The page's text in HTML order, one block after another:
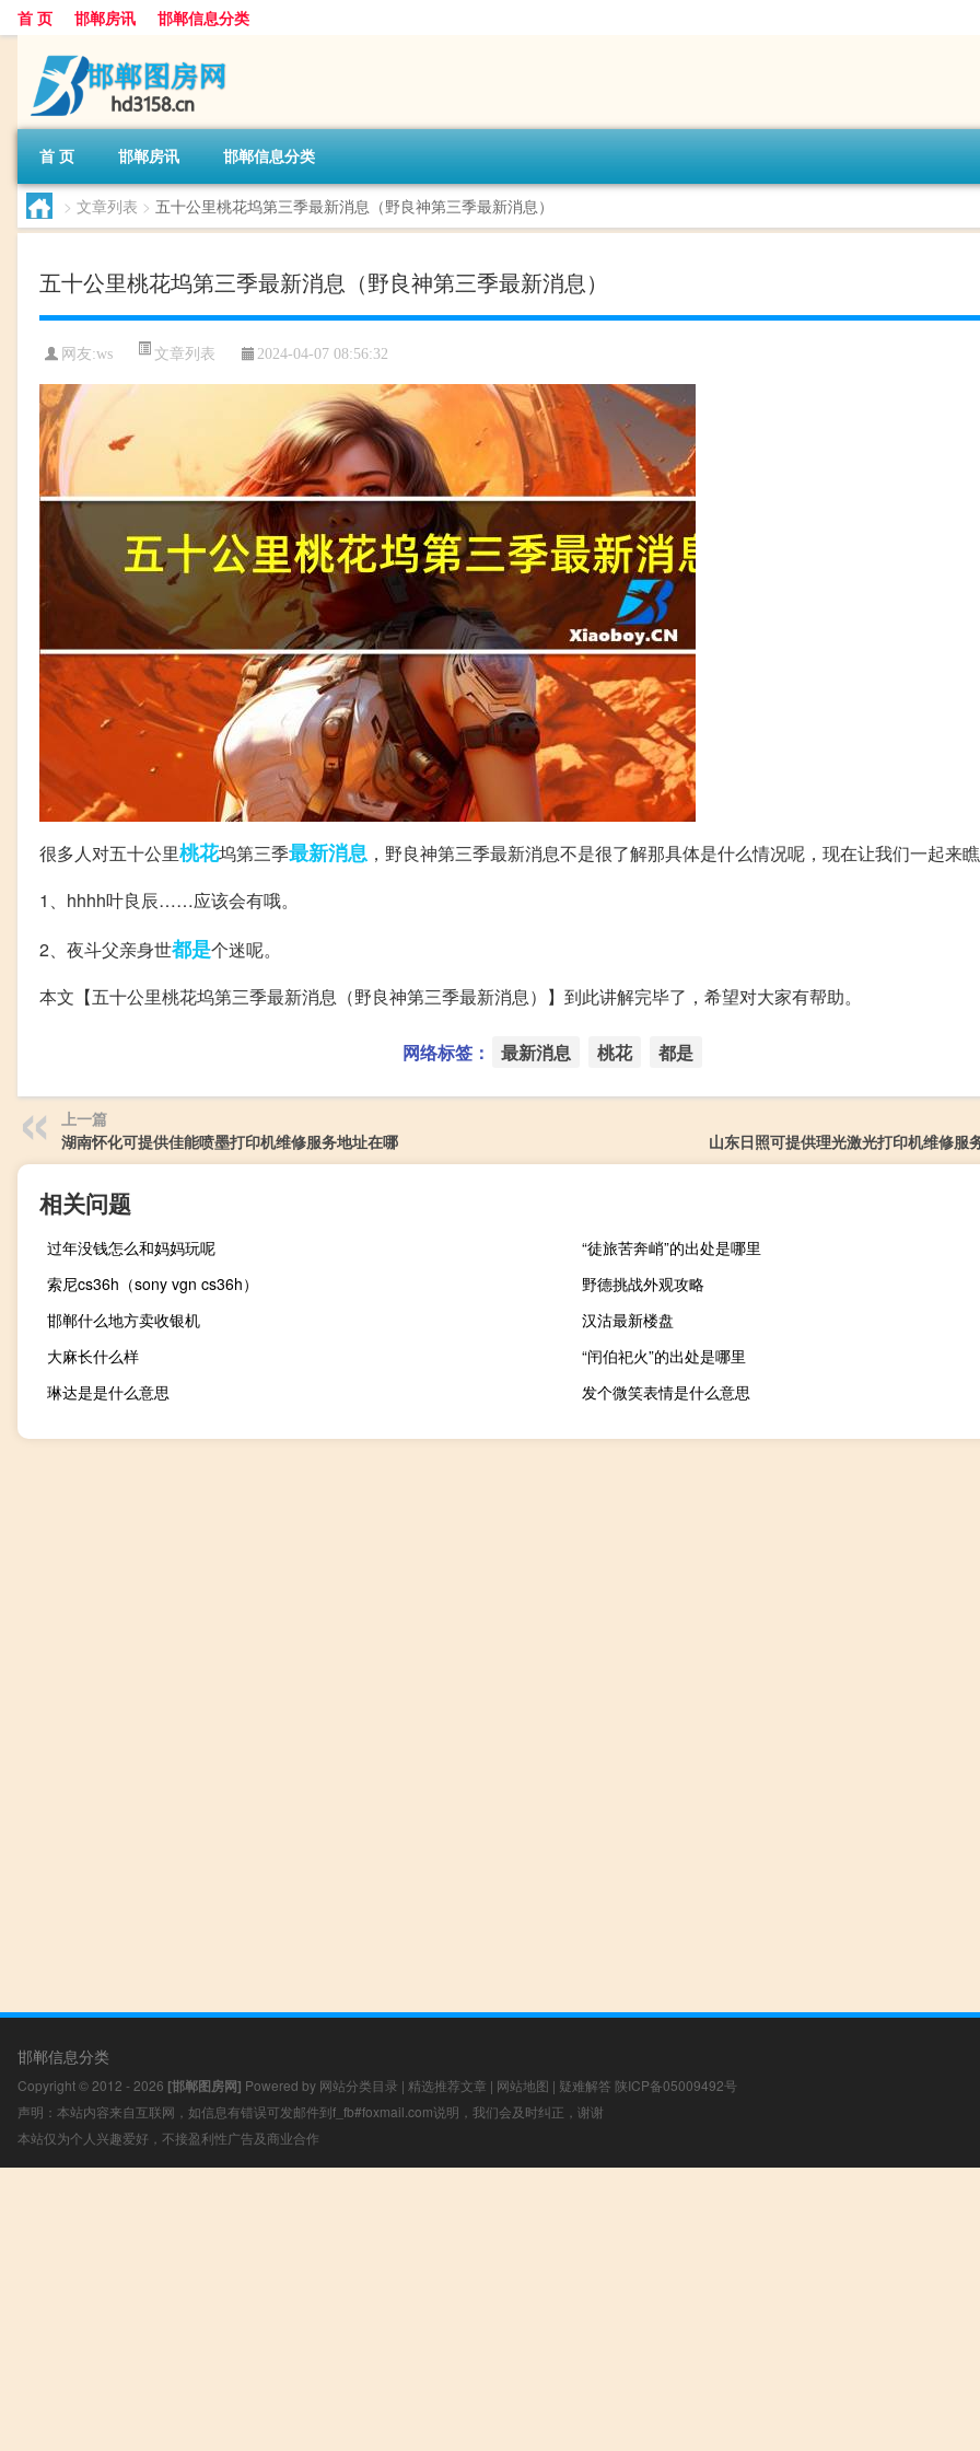
首 页 邯郸房讯 邯郸信息分类
首 页 邯郸房讯 邯郸信息分类
> 文章列表 > 五十公里桃花坞第三季最新消息（野良神第三季最新消息）
五十公里桃花坞第三季最新消息（野良神第三季最新消息）
网友:ws 文章列表 2024-04-07 08:56:32
很多人对五十公里桃花坞第三季最新消息 ，野良神第三季最新消息不是很了解那具体是什么情况呢，现在让我们一起来
1、hhhh叶良辰……应该会有哦。
2、夜斗父亲身世都是个迷呢。
本文【五十公里桃花坞第三季最新消息（野良神第三季最新消息）】到此讲解完毕了，希望对大家有帮助。
网络标签： 最新消息 桃花 都是
上一篇
湖南怀化可提供佳能喷墨打印机维修服务地址在哪
山东日照可提供理光激光打印机维修服
相关问题
过年没钱怎么和妈妈玩呢
“徒旅苦奔峭”的出处是哪里
索尼cs36h（sony vgn cs36h）
野德挑战外观攻略
邯郸什么地方卖收银机
汉沽最新楼盘
大麻长什么样
“闬伯祀火”的出处是哪里
琳达是是什么意思
发个微笑表情是什么意思
邯郸信息分类
Copyright © 2012 - 2026 [邯郸图房网] Powered by 网站分类目录 | 精选推荐文章 | 网站地图 | 疑难解答 陕ICP备05009492号
声明：本站内容来自互联网，如信息有错误可发邮件到f_fb#foxmail.com说明，我们会及时纠正，谢谢
本站仅为个人兴趣爱好，不接盈利性广告及商业合作